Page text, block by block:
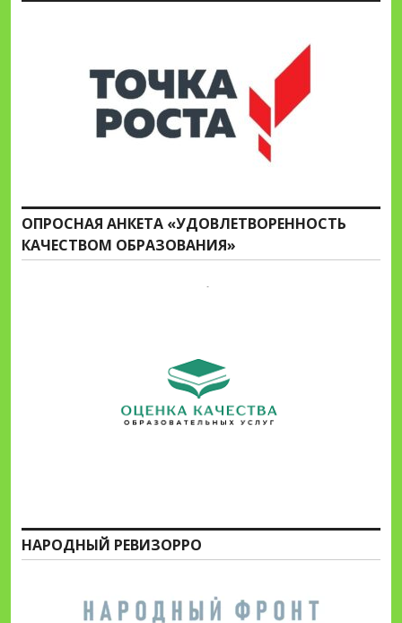
ОПРОСНАЯ АНКЕТА «УДОВЛЕТВОРЕННОСТЬ
КАЧЕСТВОМ ОБРАЗОВАНИЯ»
НАРОДНЫЙ РЕВИЗОРРО